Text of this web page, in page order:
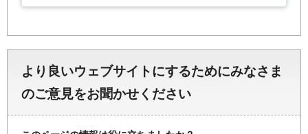
より良いウェブサイトにするためにみなさま
のご意見をお聞かせください